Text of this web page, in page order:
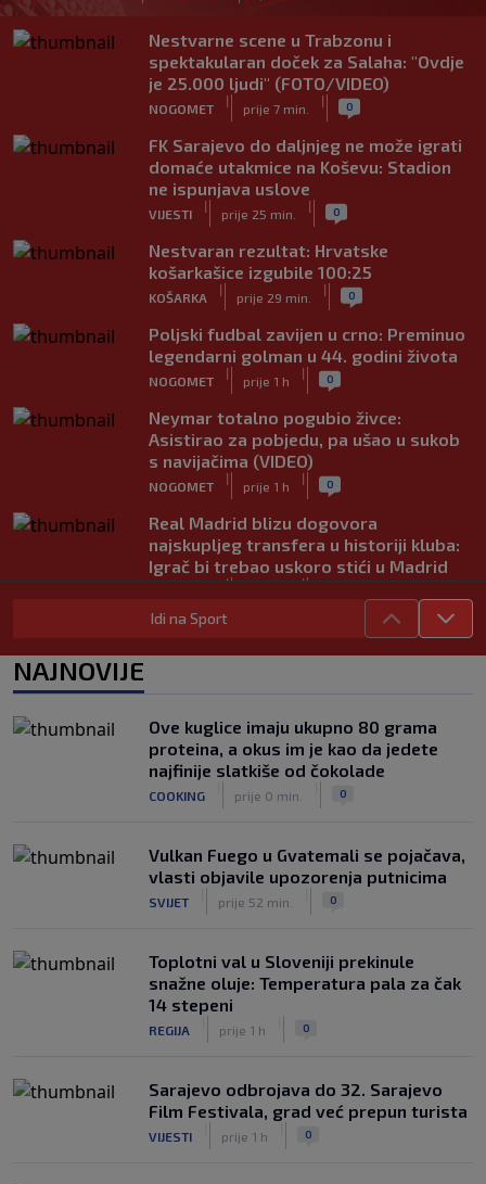
Nestvarne scene u Trabzonu i
spektakularan doček za Salaha: "Ovdje
je 25.000 ljudi" (FOTO/VIDEO)
NOGOMET
|
prije 7 min.
| 0
FK Sarajevo do daljnjeg ne može igrati
domaće utakmice na Koševu: Stadion
ne ispunjava uslove
VIJESTI
|
prije 25 min.
| 0
Nestvaran rezultat: Hrvatske
košarkašice izgubile 100:25
KOŠARKA
|
prije 29 min.
| 0
Poljski fudbal zavijen u crno: Preminuo
legendarni golman u 44. godini života
NOGOMET
|
prije 1 h
| 0
Neymar totalno pogubio živce:
Asistirao za pobjedu, pa ušao u sukob
s navijačima (VIDEO)
NOGOMET
|
prije 1 h
| 0
Real Madrid blizu dogovora
najskupljeg transfera u historiji kluba:
Igrač bi trebao uskoro stići u Madrid
| |
Lara Gut-Behrami završila karijeru:
Predsjednik FIFA-e ne odustaje od
svojih planova: Otkriveno šta je
ponudio Marokancima za podršku
NOGOMET prije 2 h
Idi na Sport
NAJNOVIJE
Ove kuglice imaju ukupno 80 grama
proteina, a okus im je kao da jedete
najfinije slatkiše od čokolade
COOKING prije 0 min. 0
Vulkan Fuego u Gvatemali se pojačava,
vlasti objavile upozorenja putnicima
SVIJET prije 52 min. 0
Toplotni val u Sloveniji prekinule
snažne oluje: Temperatura pala za čak
14 stepeni
REGIJA prije 1 h 0
Sarajevo odbrojava do 32. Sarajevo
Film Festivala, grad već prepun turista
VIJESTI prije 1 h 0